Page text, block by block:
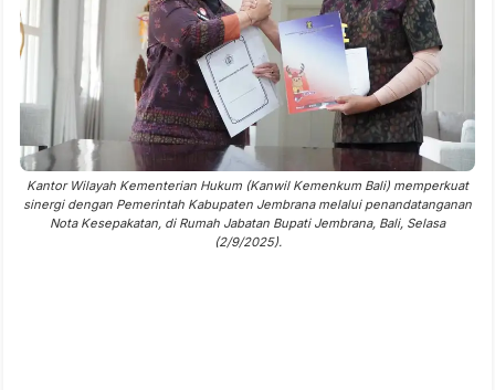
Kantor Wilayah Kementerian Hukum (Kanwil Kemenkum Bali) memperkuat
sinergi dengan Pemerintah Kabupaten Jembrana melalui penandatanganan
Nota Kesepakatan, di Rumah Jabatan Bupati Jembrana, Bali, Selasa
(2/9/2025).